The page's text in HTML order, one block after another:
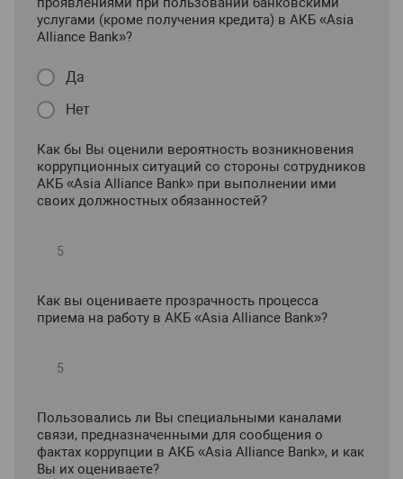
услугами (кроме получения кредита) в АКБ «Asia
Alliance Bank»?
Да
Нет
Как бы Вы оценили вероятность возникновения
коррупционных ситуаций со стороны сотрудников
АКБ «Asia Alliance Bank» при выполнении ими
своих должностных обязанностей?
Как вы оцениваете прозрачность процесса
приема на работу в АКБ «Asia Alliance Bank»?
Пользовались ли Вы специальными каналами
связи, предназначенными для сообщения о
фактах коррупции в АКБ «Asia Alliance Bank», и как
Вы их оцениваете?